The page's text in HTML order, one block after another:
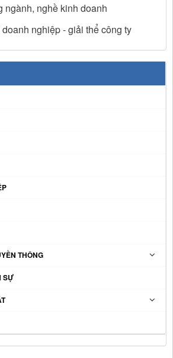
ngành, nghề kinh doanh
nghiệp - giải thể công ty
THÔNG
SỰ